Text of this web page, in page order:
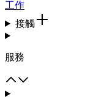
工作
接觸
服務